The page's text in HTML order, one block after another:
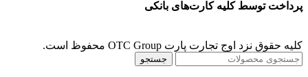
پرداخت توسط کلیه کارت‌های بانکی
کلیه حقوق نزد اوج تجارت پارت OTC Group محفوظ است.
جستجو